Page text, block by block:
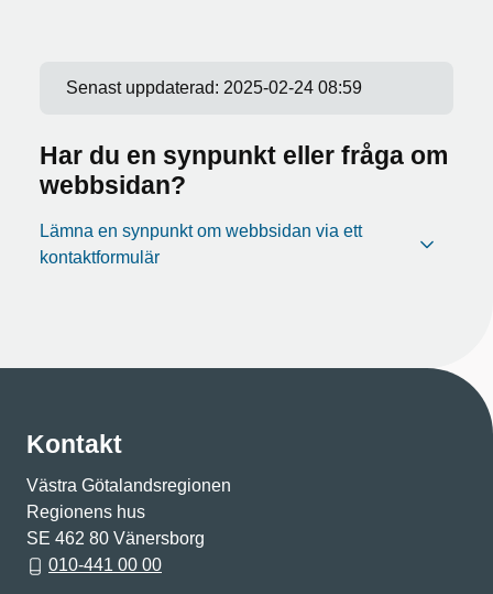
Senast uppdaterad: 2025-02-24 08:59
Har du en synpunkt eller fråga om
webbsidan?
Lämna en synpunkt om webbsidan via ett
kontaktformulär
Kontakt
Västra Götalandsregionen
Regionens hus
SE 462 80 Vänersborg
010-441 00 00